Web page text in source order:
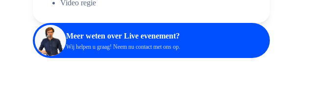
Video regie
Meer weten over Live evenement?
Wij helpen u graag! Neem nucontactmet ons op.